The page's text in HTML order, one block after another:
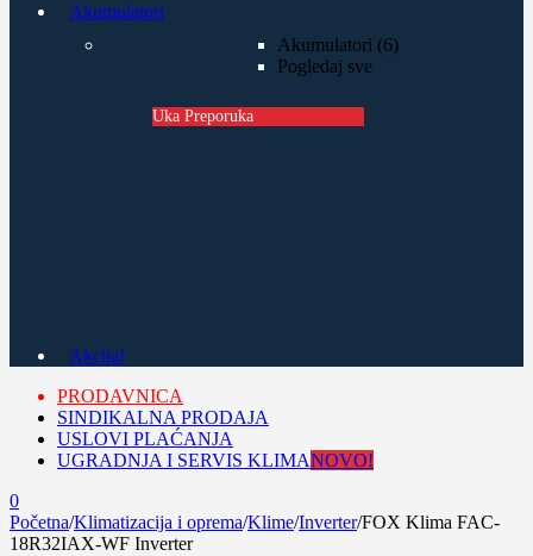
Akumulatori
Akumulatori (6)
Pogledaj sve
Uka Preporuka
Akcija!
PRODAVNICA
SINDIKALNA PRODAJA
USLOVI PLAĆANJA
UGRADNJA I SERVIS KLIMANOVO!
0
Početna/Klimatizacija i oprema/Klime/Inverter/FOX Klima FAC-
18R32IAX-WF Inverter